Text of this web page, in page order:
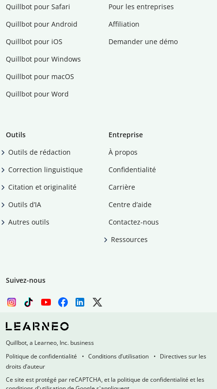
Quillbot pour Safari
Quillbot pour Android
Quillbot pour iOS
Quillbot pour Windows
Quillbot pour macOS
Quillbot pour Word
Pour les entreprises
Affiliation
Demander une démo
Outils
Outils de rédaction
Correction linguistique
Citation et originalité
Outils d’IA
Autres outils
Entreprise
À propos
Confidentialité
Carrière
Centre d’aide
Contactez-nous
Ressources
Suivez-nous
Quillbot, a Learneo, Inc. business
Politique de confidentialité
Conditions d’utilisation
Directives sur les
droits d’auteur
Ce site est protégé par reCAPTCHA, et la politique de confidentialité et les